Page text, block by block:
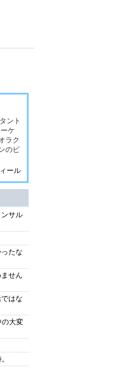
ント
ケ
ラク
のビ
ール
サル
たな
せん
はな
の大変